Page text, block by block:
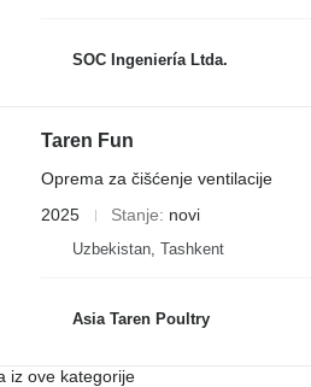
SOC Ingeniería Ltda.
Taren Fun
Oprema za čišćenje ventilacije
2025
Stanje novi
Uzbekistan, Tashkent
Asia Taren Poultry
iz ove kategorije